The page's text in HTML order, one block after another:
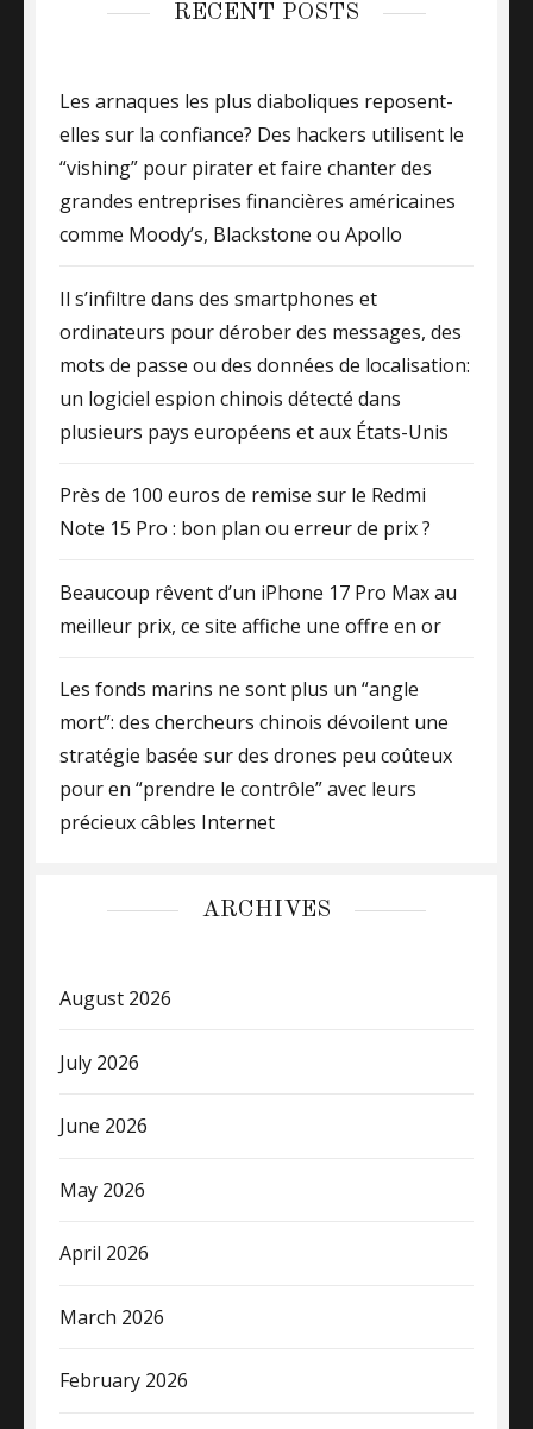
RECENT POSTS
Les arnaques les plus diaboliques reposent-
elles sur la confiance? Des hackers utilisent le
“vishing” pour pirater et faire chanter des
grandes entreprises financières américaines
comme Moody’s, Blackstone ou Apollo
Il s’infiltre dans des smartphones et
ordinateurs pour dérober des messages, des
mots de passe ou des données de localisation:
un logiciel espion chinois détecté dans
plusieurs pays européens et aux États-Unis
Près de 100 euros de remise sur le Redmi
Note 15 Pro : bon plan ou erreur de prix ?
Beaucoup rêvent d’un iPhone 17 Pro Max au
meilleur prix, ce site affiche une offre en or
Les fonds marins ne sont plus un “angle
mort”: des chercheurs chinois dévoilent une
stratégie basée sur des drones peu coûteux
pour en “prendre le contrôle” avec leurs
précieux câbles Internet
ARCHIVES
August 2026
July 2026
June 2026
May 2026
April 2026
March 2026
February 2026